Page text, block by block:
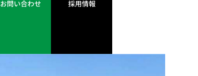
お問い合わせ 採用情報